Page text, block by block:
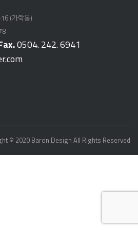
(가락동)
0504. 242. 6941
© 2020 Baron Design All Rights Reserved